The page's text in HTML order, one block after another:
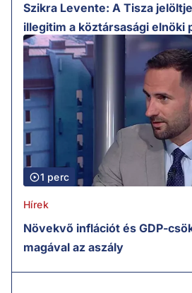
Szikra Levente: A Tisza
illegitim a köztársasági elnöki
1 perc
Hírek
Növekvő inflációt és GDP-
magával az aszály